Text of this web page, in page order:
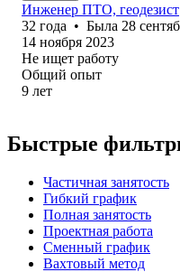
Инженер ПТО, геодезист
32 года • Была 28
14 ноября 2023
Не ищет работу
Общий опыт
9 лет
Быстрые
Частичная занятость
Гибкий график
Полная занятость
Проектная работа
Сменный график
Вахтовый метод